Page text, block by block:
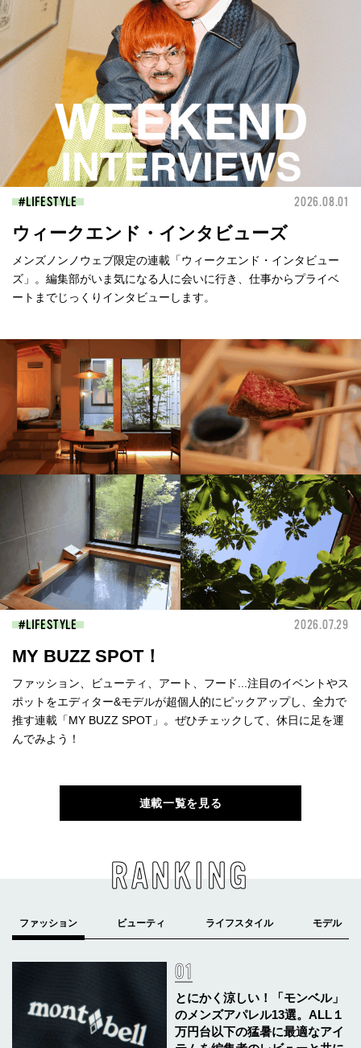
LIFESTYLE 2026.08.01
ウィークエンド・インタビューズ
メンズノンノウェブ限定の連載「ウィークエンド・インタビュー
ズ」。編集部がいま気になる人に会いに行き、仕事からプライベ
ートまでじっくりインタビューします。
LIFESTYLE 2026.07.29
MY BUZZ SPOT！
ファッション、ビューティ、アート、フード...注目のイベントやス
ポットをエディター&モデルが超個人的にピックアップし、全力で
推す連載「MY BUZZ SPOT」。ぜひチェックして、休日に足を運
んでみよう！
連載一覧を見る
RANKING
とにかく涼しい！「モンベル」
のメンズアパレル13選。ALL１
万円台以下の猛暑に最適なアイ